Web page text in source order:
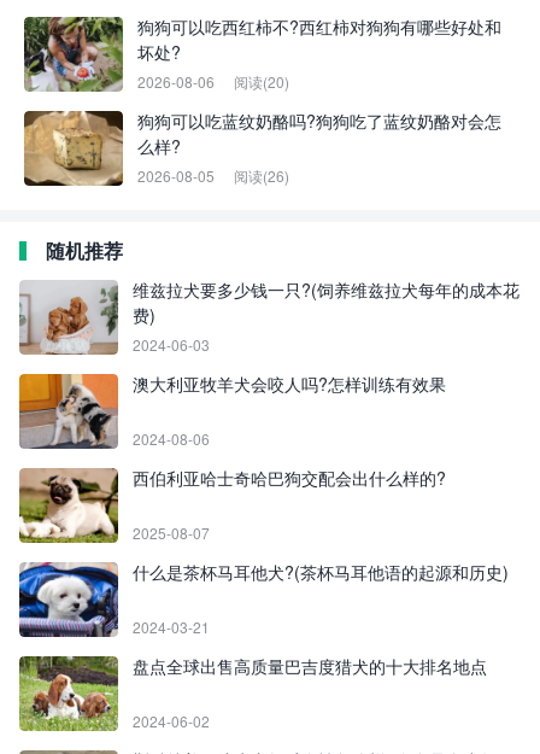
狗狗可以吃西红柿不?西红柿对狗狗有哪些好处和
坏处?
2026-08-06 阅读(20)
狗狗可以吃蓝纹奶酪吗?狗狗吃了蓝纹奶酪对会怎
么样?
2026-08-05 阅读(26)
随机推荐
维兹拉犬要多少钱一只?(饲养维兹拉犬每年的成本花
费)
2024-06-03
澳大利亚牧羊犬会咬人吗?怎样训练有效果
2024-08-06
西伯利亚哈士奇哈巴狗交配会出什么样的?
2025-08-07
什么是茶杯马耳他犬?(茶杯马耳他语的起源和历史)
2024-03-21
盘点全球出售高质量巴吉度猎犬的十大排名地点
2024-06-02